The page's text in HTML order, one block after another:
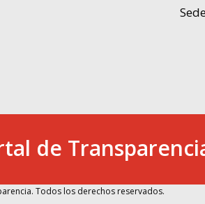
de
Todos los derechos reservados.